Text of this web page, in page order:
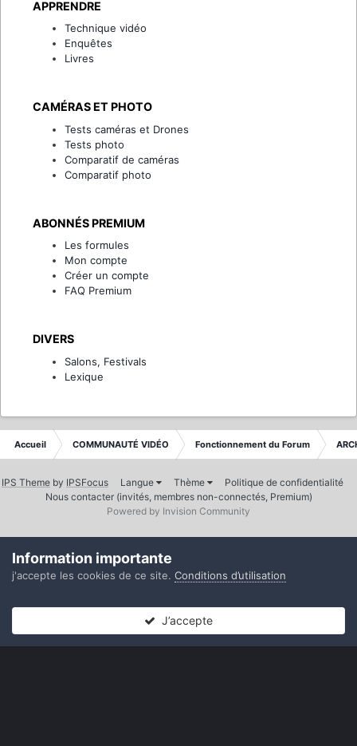
APPRENDRE
Technique vidéo
Enquêtes
Livres
CAMÉRAS ET PHOTO
Tests caméras et Drones
Tests photo
Comparatif de caméras
Comparatif photo
ABONNÉS PREMIUM
Les formules
Mon compte
Créer un compte
FAQ Premium
DIVERS
Salons, Festivals
Lexique
Accueil COMMUNAUTÉ VIDÉO Fonctionnement du Forum
IPS Theme by IPSFocus Langue Thème
Politique de confidentialité
Nous contacter (invités, membres non-connectés, Premium)
Powered by Invision Community
Information importante
j'accepte les cookies de ce site. Conditions d’utilisation
J’accepte